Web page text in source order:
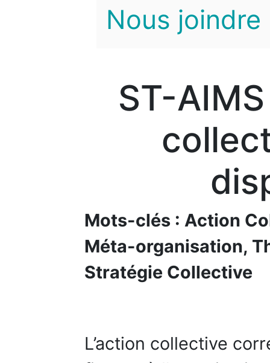
Nous joindre
ST-
Mots-clés : Action
Méta-organisation,
Stratégie Collective
L’action collective